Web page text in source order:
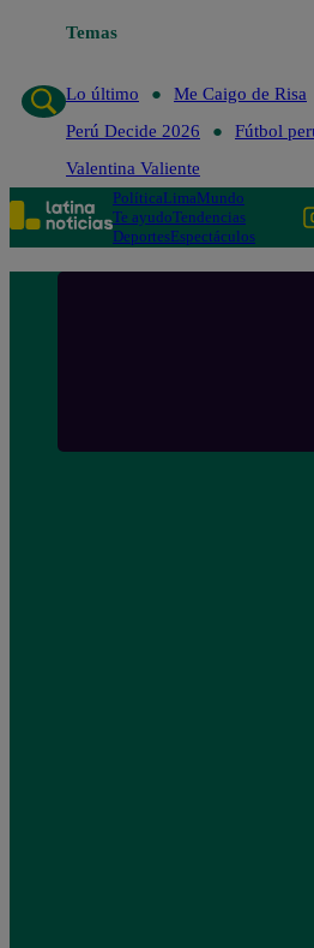
Temas
Lo último
Me Caigo de Risa
Perú Decide 2026
Fútbol
Valentina Valiente
PolíticaLimaMundo
Te ayudoTendencias
DeportesEspectáculos